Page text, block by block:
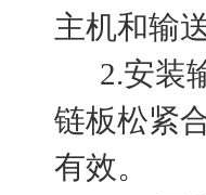
主机和输
2.安装输
链板松紧
有效。